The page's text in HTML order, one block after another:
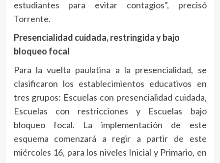
estudiantes para evitar contagios”, precisó
Torrente.
Presencialidad cuidada, restringida y bajo
bloqueo focal
Para la vuelta paulatina a la presencialidad, se
clasificaron los establecimientos educativos en
tres grupos: Escuelas con presencialidad cuidada,
Escuelas con restricciones y Escuelas bajo
bloqueo focal. La implementación de este
esquema comenzará a regir a partir de este
miércoles 16, para los niveles Inicial y Primario, en